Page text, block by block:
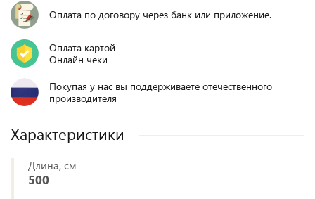
Оплата по договору через банк или приложение.
Оплата картой
Онлайн чеки
Покупая у нас вы поддерживаете отечественного
производителя
Характеристики
Длина, см
500